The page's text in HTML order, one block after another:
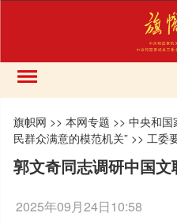
旗帜网 >>本网专题 >>中央和国
民群众满意的模范机关” >> 工委
郭文奇同志调研中国
2025年09月24日10:58